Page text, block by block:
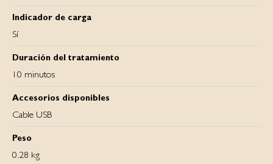
Indicador de carga
Sí
Duración del tratamiento
10 minutos
Accesorios disponibles
Cable USB
Peso
0.28 kg